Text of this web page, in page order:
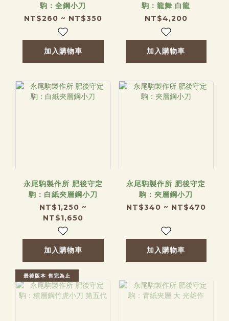
駒：全鋼小刀
NT$260 ~ NT$350
加入購物車
駒：龍舞 白龍
NT$4,200
加入購物車
永尾駒製作所 肥後守定
駒：白紙夾層鋼小刀
NT$1,250 ~
NT$1,650
加入購物車
永尾駒製作所 肥後守定
駒：夾層鋼小刀
NT$340 ~ NT$470
加入購物車
最後版本 售完為止